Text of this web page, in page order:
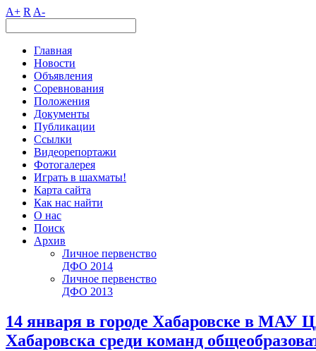
A+ R A-
Главная
Новости
Объявления
Соревнования
Положения
Документы
Публикации
Ссылки
Видеорепортажи
Фотогалерея
Играть в шахматы!
Карта сайта
Как нас найти
О нас
Поиск
Архив
Личное первенство
ДФО 2014
Личное первенство
ДФО 2013
14 января в городе Хабаровске в МАУ
Хабаровска среди команд